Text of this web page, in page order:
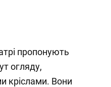
пропонують
огляду,
кріслами. Вони